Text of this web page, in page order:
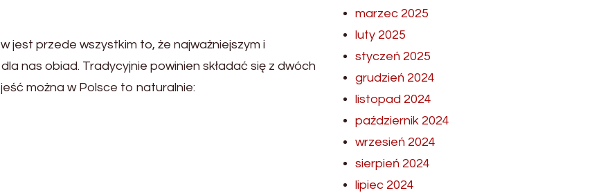
jest przede wszystkim to, że najważniejszym i
nas obiad. Tradycyjnie powinien składać się z dwóch
można w Polsce to naturalnie:
marzec 2025
luty 2025
styczeń 2025
grudzień 2024
listopad 2024
październik 2024
wrzesień 2024
sierpień 2024
lipiec 2024